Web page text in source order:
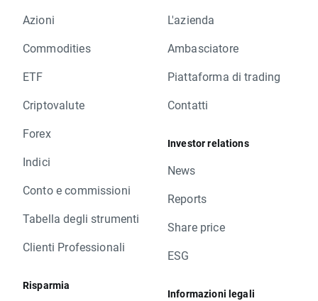
Azioni
Commodities
ETF
Criptovalute
Forex
Indici
Conto e commissioni
Tabella degli strumenti
Clienti Professionali
Risparmia
L'azienda
Ambasciatore
Piattaforma di trading
Contatti
Investor relations
News
Reports
Share price
ESG
Informazioni legali